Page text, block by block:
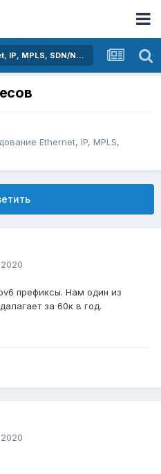
Активное оборудование Ethernet, IP, MPLS, SDN/NFV...
Ethernet, IP, MPLS,
префиксы. Нам один из
за 60к в год.